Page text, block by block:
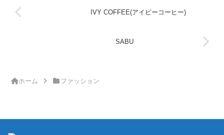
IVY COFFEE(アイビーコーヒー)
SABU
ホーム ファッション